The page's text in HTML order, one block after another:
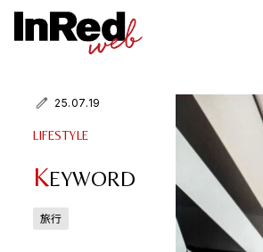
25.07.19
LIFESTYLE
KEYWORD
旅行